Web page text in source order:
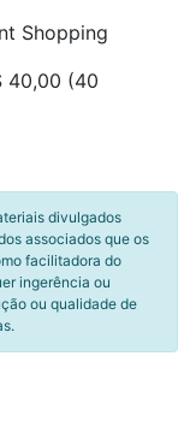
Shopping
40,00 (40
divulgados
associados que os
facilitadora do
ingerência ou
ou qualidade de